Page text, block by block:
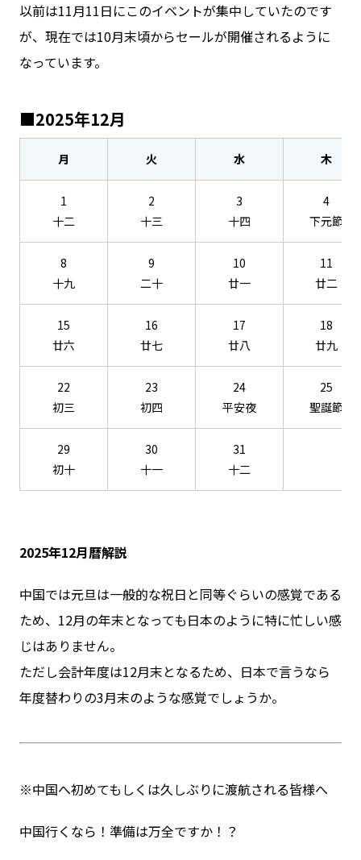
以前は11月11日にこのイベントが集中していたのです
が、現在では10月末頃からセールが開催されるように
なっています。
■2025年12月
月 火 水 木
1
十二
2
十三
3
十四
4
下元節
8
十九
9
二十
10
廿一
11
廿二
15
廿六
16
廿七
17
廿八
18
廿九
22
初三
23
初四
24
平安夜
25
聖誕節
29
初十
30
十一
31
十二
2025年12月暦解説
中国では元旦は一般的な祝日と同等ぐらいの感覚である
ため、12月の年末となっても日本のように特に忙しい感
じはありません。
ただし会計年度は12月末となるため、日本で言うなら
年度替わりの3月末のような感覚でしょうか。
※中国へ初めてもしくは久しぶりに渡航される皆様へ
中国行くなら！準備は万全ですか！？